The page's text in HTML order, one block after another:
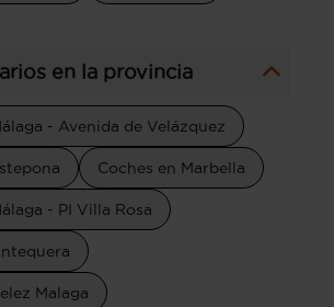
en la provincia
- Avenida de Velázquez
Coches en Marbella
- PI Villa Rosa
Malaga